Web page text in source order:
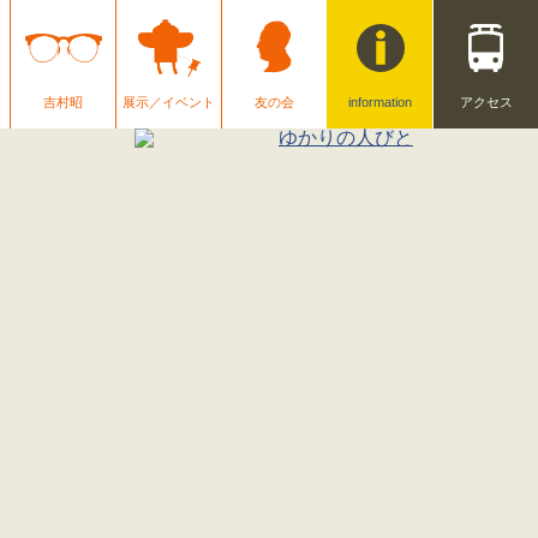
吉村昭 展示／イベント 友の会 information アクセス